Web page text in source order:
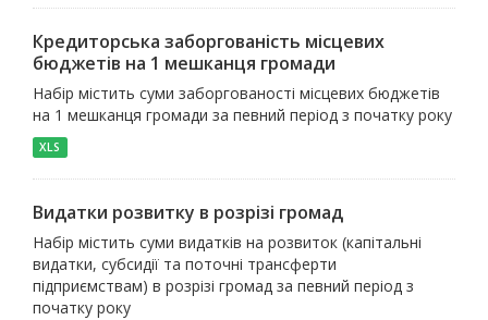
Кредиторська заборгованість місцевих
бюджетів на 1 мешканця громади
Набір містить суми заборгованості місцевих бюджетів
на 1 мешканця громади за певний період з початку року
XLS
Видатки розвитку в розрізі громад
Набір містить суми видатків на розвиток (капітальні
видатки, субсидії та поточні трансферти
підприємствам) в розрізі громад за певний період з
початку року